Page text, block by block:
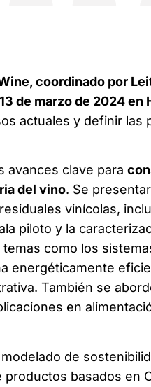
coordinado por
de marzo de 2024 en
actuales y definir las
avances clave para
del vino. Se
vinícolas,
piloto y la
como los
energéticamente
También se
en
de
basados en